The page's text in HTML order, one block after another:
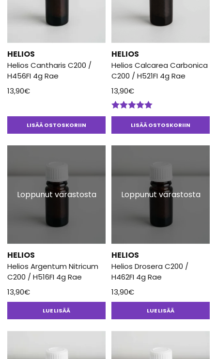
HELIOS
Helios Cantharis C200 /
H456FI 4g Rae
13,90€
LISÄÄ OSTOSKORIIN
HELIOS
Helios Calcarea Carbonica
C200 / H521FI 4g Rae
13,90€
Arvostelu
tuotteesta:LISÄÄ OSTOSKORIIN
Loppunut varastosta
HELIOS
Helios Argentum Nitricum
C200 / H516FI 4g Rae
13,90€
LUE LISÄÄ
Loppunut varastosta
HELIOS
Helios Drosera C200 /
H462FI 4g Rae
13,90€
LUE LISÄÄ